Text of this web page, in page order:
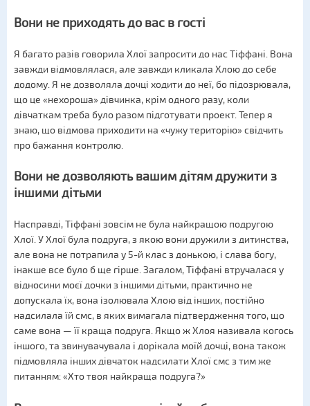
Вони не приходять до вас в гості
Я багато разів говорила Хлої запросити до нас Тіффані. Вона
завжди відмовлялася, але завжди кликала Хлою до себе
додому. Я не дозволяла дочці ходити до неї, бо підозрювала,
що це «нехороша» дівчинка, крім одного разу, коли
дівчаткам треба було разом підготувати проект. Тепер я
знаю, що відмова приходити на «чужу територію» свідчить
про бажання контролю.
Вони не дозволяють вашим дітям дружити з
іншими дітьми
Насправді, Тіффані зовсім не була найкращою подругою
Хлої. У Хлої була подруга, з якою вони дружили з дитинства,
але вона не потрапила у 5-й клас з донькою, і слава богу,
інакше все було б ще гірше. Загалом, Тіффані втручалася у
відносини моєї дочки з іншими дітьми, практично не
допускала їх, вона ізолювала Хлою від інших, постійно
надсилала їй смс, в яких вимагала підтвердження того, що
саме вона — її краща подруга. Якщо ж Хлоя називала когось
іншого, та звинувачувала і дорікала моїй дочці, вона також
підмовляла інших дівчаток надсилати Хлої смс з тим же
питанням: «Хто твоя найкраща подруга?»